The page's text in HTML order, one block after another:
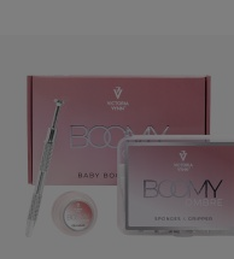
DO KOSZYKA